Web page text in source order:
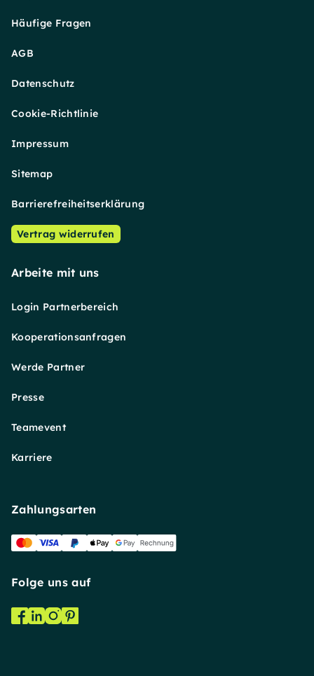
Häufige Fragen
AGB
Datenschutz
Cookie-Richtlinie
Impressum
Sitemap
Barrierefreiheitserklärung
Vertrag widerrufen
Arbeite mit uns
Login Partnerbereich
Kooperationsanfragen
Werde Partner
Presse
Teamevent
Karriere
Zahlungsarten
Folge uns auf